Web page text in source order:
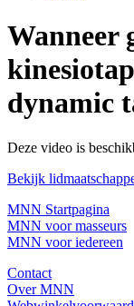
Wanneer
dynamic
Deze video is
Bekijk
MNN Startpagina
MNN voor masseurs
MNN voor iedereen
Contact
Over MNN